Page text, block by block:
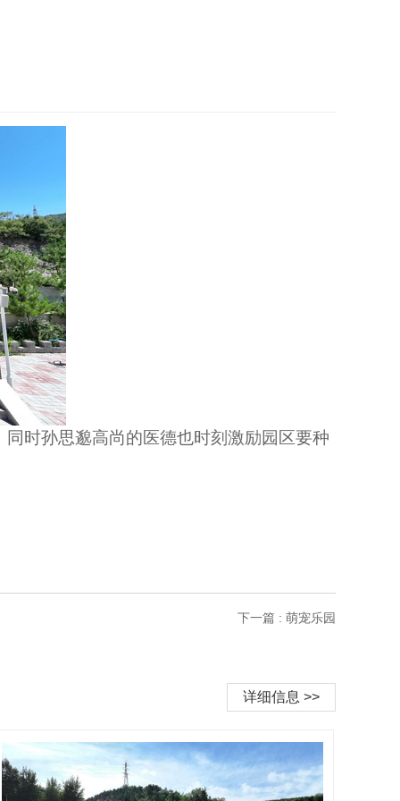
时孙思邈高尚的医德也时刻激励园区要种
下一篇 : 萌宠乐园
详细信息 >>